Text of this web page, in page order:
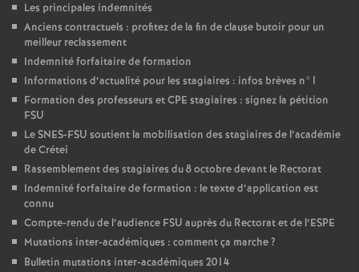
Les principales indemnités
Anciens contractuels : profitez de la fin de clause butoir pour un
meilleur reclassement
Indemnité forfaitaire de formation
Informations d’actualité pour les stagiaires : infos brèves n°1
Formation des professeurs etCPE stagiaires : signez la pétition
FSU
LeSNES-FSU soutient la mobilisation des stagiaires de l’académie
de Crétei
Rassemblement des stagiaires du 8 octobre devant le Rectorat
Indemnité forfaitaire de formation : le texte d’application est
connu
Compte-rendu de l’audience FSU auprès du Rectorat et de l’ESPE
Mutations inter-académiques : comment ça marche?
Bulletin mutations inter-académiques 2014